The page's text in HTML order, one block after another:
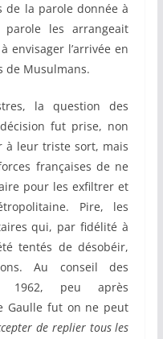
de la parole donnée à
les arrangeait
envisager l’arrivée en
de Musulmans.
la question des
fut prise, non
à leur triste sort, mais
françaises de ne
pour les exfiltrer et
Pire, les
qui, par fidélité à
tentés de désobéir,
Au conseil des
peu après
Gaulle fut on ne peut
de replier tous les